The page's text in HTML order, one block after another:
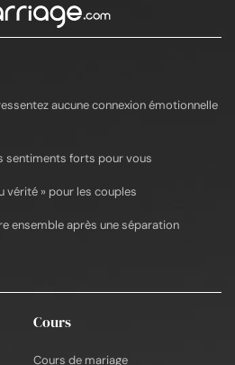
aucune connexion émotionnelle
sentiments forts pour vous
vérité » pour les couples
ensemble après une séparation
Cours
Cours de mariage